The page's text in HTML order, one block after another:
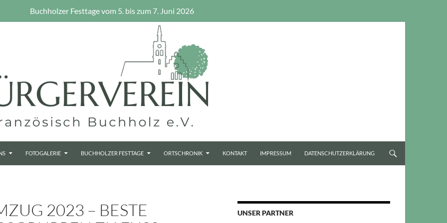
Buchholzer Festtage vom 5. bis zum 7. Juni 2026
FOTOGALERIE BUCHHOLZER FESTTAGE ORTSCHRONIK KONTAKT IMPRESSUM DATENSCHUTZERKLÄRUNG
2023 – BESTE
UNSER PARTNER